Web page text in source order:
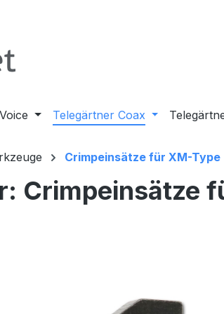
Telegärtner Coax
Crimpeinsätze für XM-Type
Crimpeinsätze